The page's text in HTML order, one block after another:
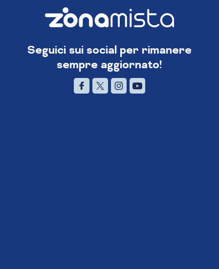
Seguici sui social per rimanere
sempre aggiornato!